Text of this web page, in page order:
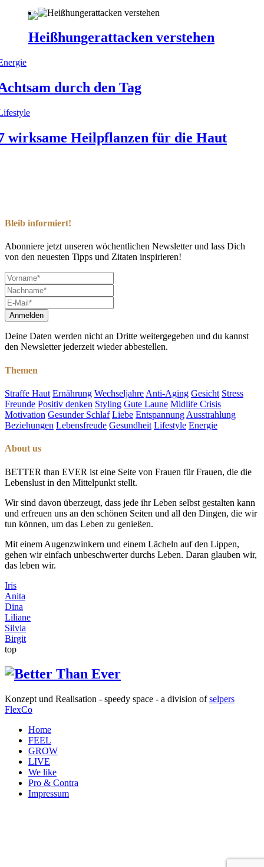
Heißhungerattacken verstehen
durch den Tag
wirksame Heilpflanzen für die Haut
Bleib informiert!
Abonniere jetzt unseren wöchentlichen Newsletter und lass Dich
von den neuesten Tipps und Zitaten inspirieren!
Deine Daten werden nicht an Dritte weitergegeben und du kannst
den Newsletter jederzeit wieder abbestellen.
Themen
Straffe Haut Ernährung Wechseljahre Anti-Aging Gesicht Stress
Freunde Positiv denken Styling Gute Laune Midlife Crisis
Motivation Gesunder Schlaf Liebe Entspannung Ausstrahlung
Beziehungen Lebensfreude Gesundheit Lifestyle Energie
About us
BETTER than EVER ist eine Seite von Frauen für Frauen, die die
Lebenslust in den Mittelpunkt stellt.
Wir sind davon überzeugt, dass jede ihr Leben selbst gestalten kann
und erfreuen uns an den schönen Seiten und all den Dingen, die wir
tun können, um das Leben zu genießen.
Mit einem Augenzwinkern und einem Lächeln auf den Lippen,
gehen wir einfach unbeschwerter durchs Leben. Daran glauben wir,
das leben wir.
Iris
Anita
Dina
Liliane
Silvia
Birgit
top
Konzept und Realisation - speedy space - a division ofselpers
FlexCo
Home
FEEL
GROW
LIVE
We like
Pro & Contra
Impressum